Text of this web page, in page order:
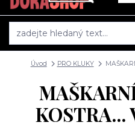
Úvod PRO KLUKY